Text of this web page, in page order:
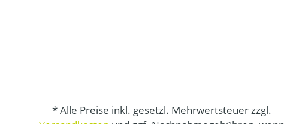
* Alle Preise inkl. gesetzl. Mehrwertsteuer zzgl.